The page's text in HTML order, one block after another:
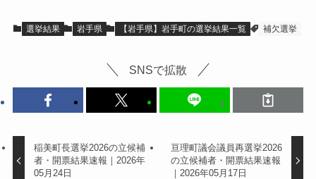
選挙結果 岩手県 【岩手県】岩手町の選挙結果一覧 補欠選挙
SNSで拡散
稲美町長選挙2026の立候補
者・開票結果速報｜2026年
05月24日
亘理町議会議員再選挙2026
の立候補者・開票結果速報
｜2026年05月17日